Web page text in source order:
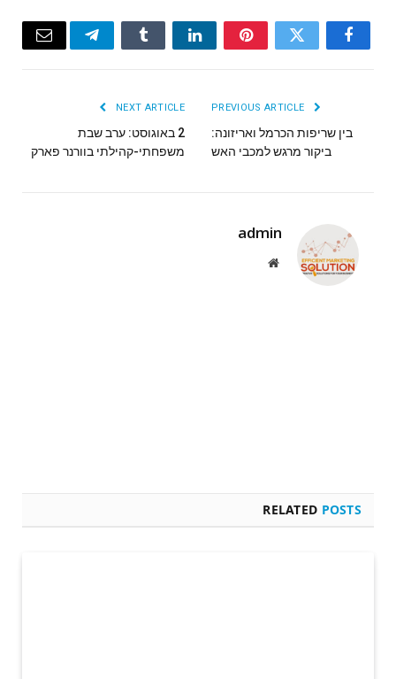
Facebook
Twitter
Pinterest
LinkedIn
Tumblr
Telegram
Email
בין שריפות הכרמל ואריזונה:
ביקור מרגש למכבי האש
NEXT ARTICLE
2 באוגוסט: ערב שבת
משפחתי-קהילתי בוורנר פארק
admin
Website
RELATED POSTS